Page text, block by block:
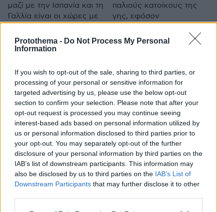
Protothema - Do Not Process My Personal
Information
If you wish to opt-out of the sale, sharing to third parties, or
processing of your personal or sensitive information for
targeted advertising by us, please use the below opt-out
section to confirm your selection. Please note that after your
opt-out request is processed you may continue seeing
interest-based ads based on personal information utilized by
us or personal information disclosed to third parties prior to
your opt-out. You may separately opt-out of the further
disclosure of your personal information by third parties on the
IAB’s list of downstream participants. This information may
also be disclosed by us to third parties on the IAB’s List of
Downstream Participants that may further disclose it to other
μαζί με την Ισπανία και τη
Γαλλία είναι οι χώρες με
μελισσιών στην Ευρώπη
αλλά και οι μοναδικές σε
Μάλιστα, η Ελλάδα έχει
τη μεγαλύτερη
πυκνότητα μελισσιών ανά
μονάδα εδάφους σε όλη
την Ευρώπη και, μαζί με
την Ισπανία, το
μεγαλύτερο αριθμό
επαγγελματιών
μελισσοκόμων
παλιούς κατοίκους της
γης, εφόσον
εκατομμύρια χρόνια πριν,
η μέλισσα, δημιουργεί
θησαυρό για την υγεία
Πώς πρέπει να
καταψύχουμε τις τροφές;
11.10.2015, 22:40 2
5 πράγματα που αξίζει να
ξέρετε για τη γλουτένη
11.10.2015, 20:20